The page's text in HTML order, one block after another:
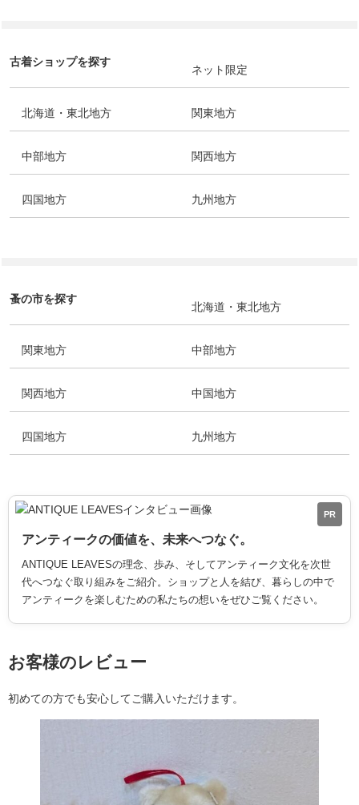
古着ショップを探す
ネット限定
北海道・東北地方 関東地方
中部地方 関西地方
四国地方 九州地方
蚤の市を探す
北海道・東北地方
関東地方 中部地方
関西地方 中国地方
四国地方 九州地方
PR
アンティークの価値を、未来へつなぐ。
ANTIQUE LEAVESの理念、歩み、そしてアンティーク文化を次世
代へつなぐ取り組みをご紹介。ショップと人を結び、暮らしの中で
アンティークを楽しむための私たちの想いをぜひご覧ください。
お客様のレビュー
初めての方でも安心してご購入いただけます。